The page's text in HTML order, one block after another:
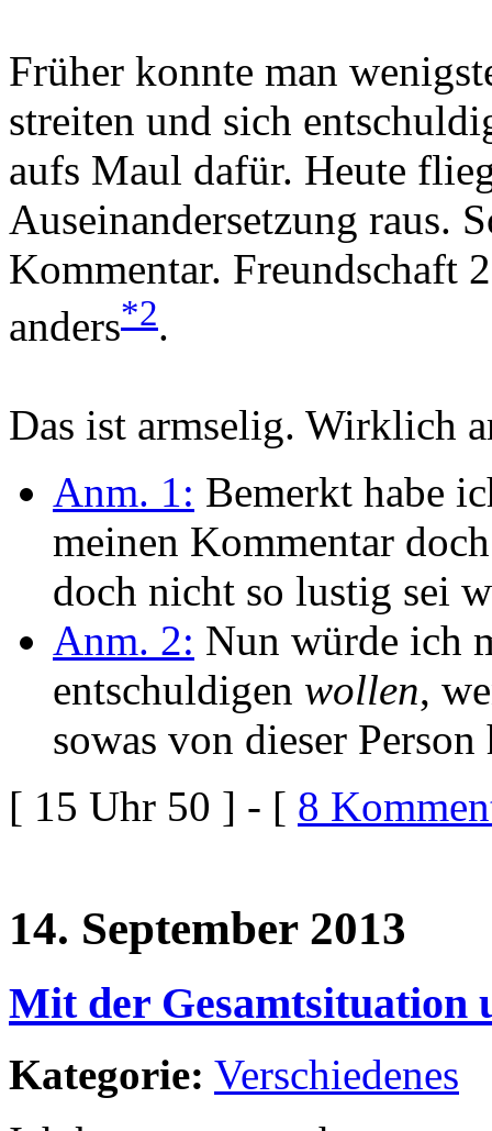
Früher konnte man
streiten und sich
aufs Maul dafür. Heute
Auseinandersetzung raus.
Kommentar. Freundschaft
anders*2.
Das ist armselig. Wirklich
Anm. 1: Bemerkt habe
meinen Kommentar
doch nicht so lustig sei
Anm. 2: Nun würde ich
entschuldigen wollen,
sowas von dieser Person
[ 15 Uhr 50 ] - [ 8
14. September 2013
Mit der Gesamtsituation
Kategorie: Verschiedenes